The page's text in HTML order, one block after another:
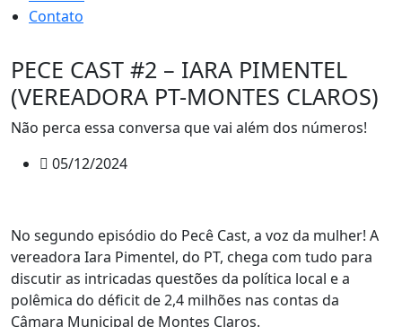
Contato
PECE CAST #2 – IARA PIMENTEL
(VEREADORA PT-MONTES CLAROS)
Não perca essa conversa que vai além dos números!
05/12/2024
No segundo episódio do Pecê Cast, a voz da mulher! A
vereadora Iara Pimentel, do PT, chega com tudo para
discutir as intricadas questões da política local e a
polêmica do déficit de 2,4 milhões nas contas da
Câmara Municipal de Montes Claros.